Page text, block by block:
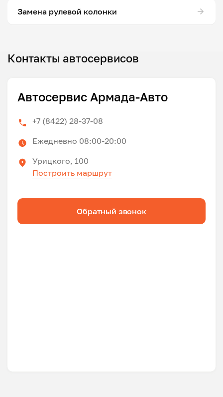
Замена рулевой колонки
Контакты автосервисов
Автосервис Армада-Авто
+7 (8422) 28-37-08
Ежедневно 08:00-20:00
Урицкого, 100
Построить маршрут
Обратный звонок